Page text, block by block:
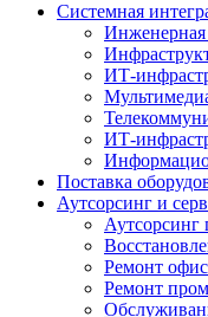
Системная
Инженерная
ИТ-
ИТ-
Поставка
Аутсорсинг и
Аутсорсинг
Ремонт
Ремонт